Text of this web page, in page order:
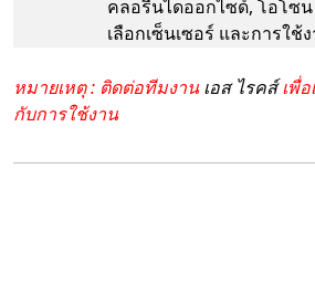
คลอรีนไดออกไซด์, โอโซ
เลือกเซ็นเซอร์ และการใช้
หมายเหตุ : ติดต่อทีมงาน เอส ไรคส์เพื่อ
กับการใช้งาน